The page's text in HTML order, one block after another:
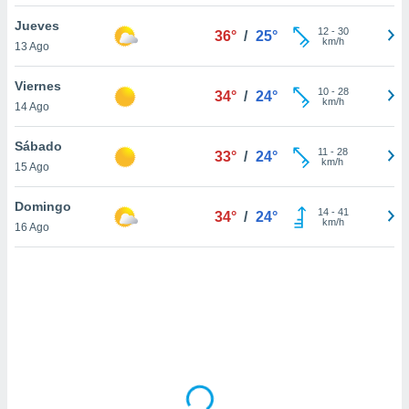
sitio
En
sean
el sitio
ni para
o
Jueves
13 Ago
36° / 25° 12- 30
km/h
Viernes
14 Ago
34° / 24° 10- 28
km/h
Sábado
15 Ago
33° / 24° 11 - 28
km/h
Domingo
16 Ago
34° / 24° 14- 41
km/h